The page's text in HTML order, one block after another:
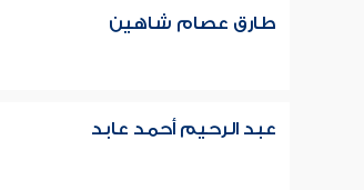
طارق عصام شاهين
عبد الرحيم أحمد عابد